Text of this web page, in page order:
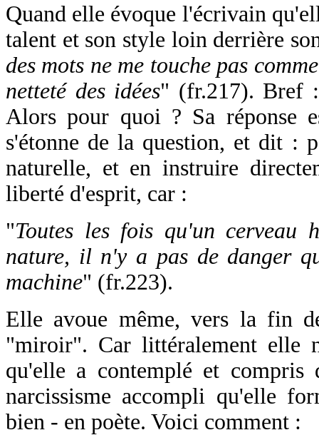
Quand elle évoque l'écrivain
talent et son style loin derrière
des mots ne me touche pas
netteté des idées" (fr.217). Bref
Alors pour quoi ? Sa réponse
s'étonne de la question, et dit :
naturelle, et en instruire
liberté d'esprit, car :
"Toutes les fois qu'un
nature, il n'y a pas de danger
machine" (fr.223).
Elle avoue même, vers la fin
"miroir". Car littéralement elle
qu'elle a contemplé et
narcissisme accompli qu'elle
bien - en poète. Voici comment :